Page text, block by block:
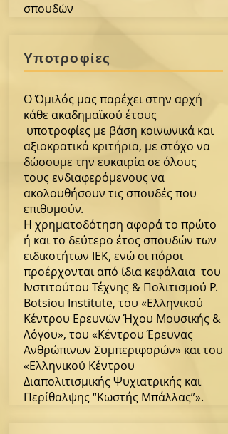
σπουδών
Υποτροφίες
Ο Όμιλός μας παρέχει στην αρχή
κάθε ακαδημαϊκού έτους
υποτροφίες με βάση κοινωνικά και
αξιοκρατικά κριτήρια, με στόχο να
δώσουμε την ευκαιρία σε όλους
τους ενδιαφερόμενους να
ακολουθήσουν τις σπουδές που
επιθυμούν.
Η χρηματοδότηση αφορά το πρώτο
ή και το δεύτερο έτος σπουδών των
ειδικοτήτων ΙΕΚ, ενώ οι πόροι
προέρχονται από ίδια κεφάλαια του
Ινστιτούτου Τέχνης & Πολιτισμού P.
Botsiou Institute, του «Ελληνικού
Κέντρου Ερευνών Ήχου Μουσικής &
Λόγου», του «Κέντρου Έρευνας
Ανθρώπινων Συμπεριφορών» και του
«Ελληνικού Κέντρου
Διαπολιτισμικής Ψυχιατρικής και
Περίθαλψης “Κωστής Μπάλλας”».